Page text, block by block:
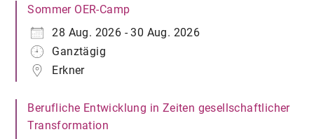
Sommer OER-Camp
28 Aug. 2026 - 30 Aug. 2026
Ganztägig
Erkner
Berufliche Entwicklung in Zeiten gesellschaftlicher
Transformation